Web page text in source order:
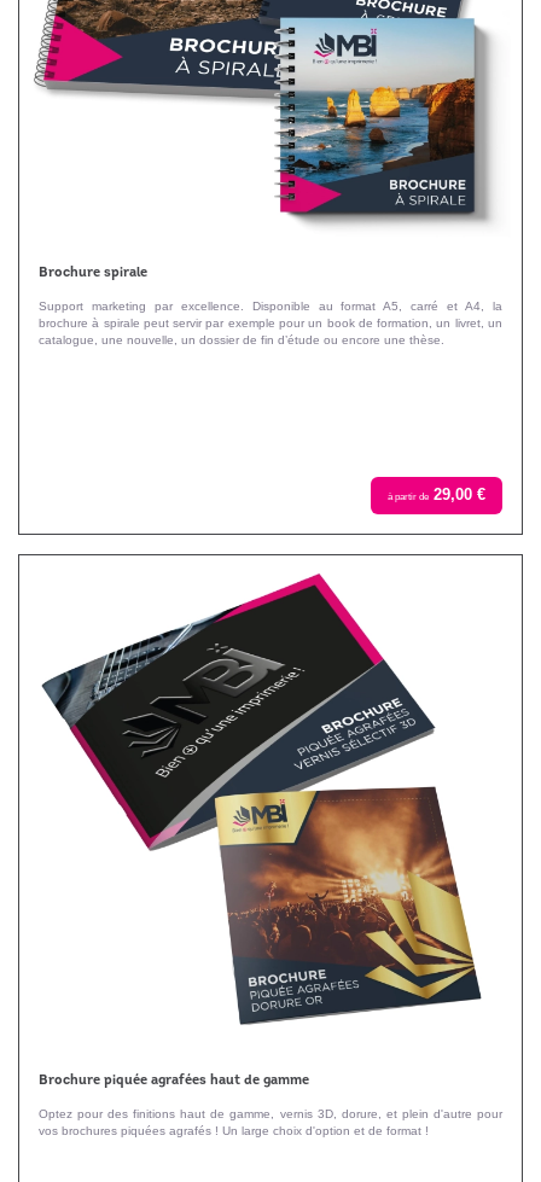
Brochure spirale
Support marketing par excellence. Disponible au format A5, carré et A4, la
brochure à spirale peut servir par exemple pour un book de formation, un livret, un
catalogue, une nouvelle, un dossier de fin d’étude ou encore une thèse.
à partir de 29,00 €
Brochure piquée agrafées haut de gamme
Optez pour des finitions haut de gamme, vernis 3D, dorure, et plein d'autre pour
vos brochures piquées agrafés ! Un large choix d'option et de format !